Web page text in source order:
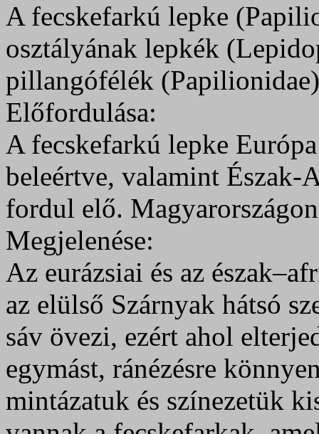
A fecskefarkú lepke
osztályának lepkék
pillangófélék
Előfordulása:
A fecskefarkú lepke
beleértve, valamint Észak-
fordul elő.
Megjelenése:
Az eurázsiai és az
az elülső Szárnyak hátsó
sáv övezi, ezért ahol
egymást, ránézésre
mintázatuk és színezetük